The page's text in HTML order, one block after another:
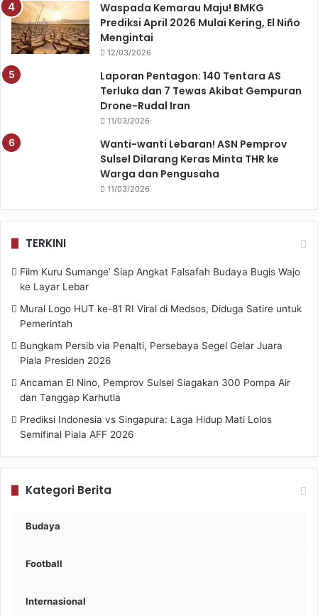
Waspada Kemarau Maju! BMKG
Prediksi April 2026 Mulai Kering, El Niño
Mengintai
12/03/2026
Laporan Pentagon: 140 Tentara AS
Terluka dan 7 Tewas Akibat Gempuran
Drone-Rudal Iran
11/03/2026
Wanti-wanti Lebaran! ASN Pemprov
Sulsel Dilarang Keras Minta THR ke
Warga dan Pengusaha
11/03/2026
TERKINI
Film Kuru Sumange’ Siap Angkat Falsafah Budaya Bugis Wajo
ke Layar Lebar
Mural Logo HUT ke-81 RI Viral di Medsos, Diduga Satire untuk
Pemerintah
Bungkam Persib via Penalti, Persebaya Segel Gelar Juara
Piala Presiden 2026
Ancaman El Nino, Pemprov Sulsel Siagakan 300 Pompa Air
dan Tanggap Karhutla
Prediksi Indonesia vs Singapura: Laga Hidup Mati Lolos
Semifinal Piala AFF 2026
Kategori Berita
Budaya
Football
Internasional